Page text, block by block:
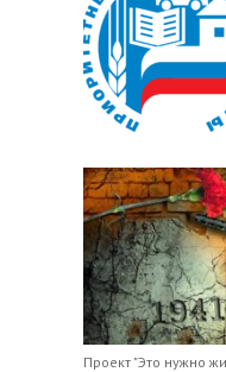
Проект "Это нужно